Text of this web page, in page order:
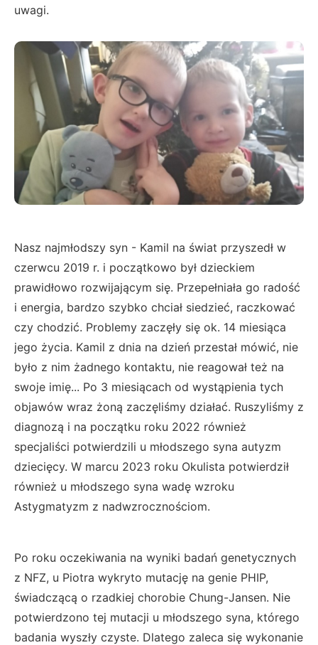
uwagi.
Nasz najmłodszy syn - Kamil na świat przyszedł w
czerwcu 2019 r. i początkowo był dzieckiem
prawidłowo rozwijającym się. Przepełniała go radość
i energia, bardzo szybko chciał siedzieć, raczkować
czy chodzić. Problemy zaczęły się ok. 14 miesiąca
jego życia. Kamil z dnia na dzień przestał mówić, nie
było z nim żadnego kontaktu, nie reagował też na
swoje imię... Po 3 miesiącach od wystąpienia tych
objawów wraz żoną zaczęliśmy działać. Ruszyliśmy z
diagnozą i na początku roku 2022 również
specjaliści potwierdzili u młodszego syna autyzm
dziecięcy. W marcu 2023 roku Okulista potwierdził
również u młodszego syna wadę wzroku
Astygmatyzm z nadwzrocznościom.
Po roku oczekiwania na wyniki badań genetycznych
z NFZ, u Piotra wykryto mutację na genie PHIP,
świadczącą o rzadkiej chorobie Chung-Jansen. Nie
potwierdzono tej mutacji u młodszego syna, którego
badania wyszły czyste. Dlatego zaleca się wykonanie